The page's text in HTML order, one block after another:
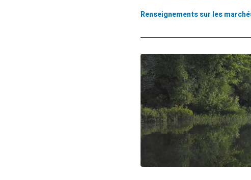
Renseignements sur les